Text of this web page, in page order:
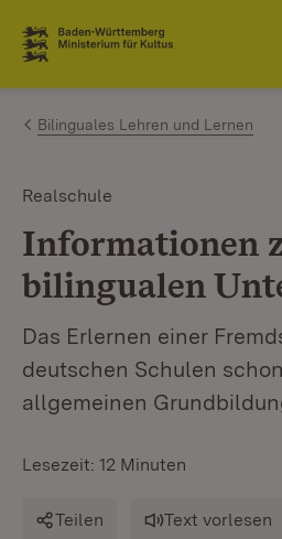
Zum Inhalt springen
Link zur Startseite
Bilinguales Lehren und Lernen
Realschule
Informationen
bilingualen
Das Erlernen einer
deutschen Schulen
allgemeinen
Lesezeit: 12 Minuten
Teilen Text vorlesen